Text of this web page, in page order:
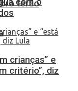
terão
crianças” e
critério”, diz